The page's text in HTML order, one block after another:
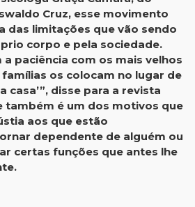
Cruz, esse movimento
das limitações que vão sendo
corpo e pela sociedade.
a paciência com os mais velhos
famílias os colocam no lugar de
casa’”, disse para a revista
também é um dos motivos que
aos que estão
dependente de alguém ou
certas funções que antes lhe